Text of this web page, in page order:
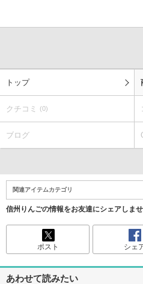
トップ
クチコミ (0)
ブログ
関連アイテムカテゴリ
信州りんごの情報をお友達にシェアしま
ポスト シェ
あわせて読みたい